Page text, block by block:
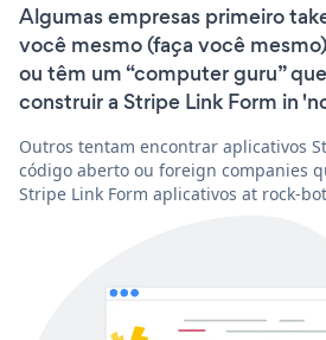
Algumas empresas primeiro
você mesmo (faça você
ou têm um “computer guru”
construir a Stripe Link Form in
Outros tentam encontrar aplicativos
código aberto ou foreign companies
Stripe Link Form aplicativos at rock-